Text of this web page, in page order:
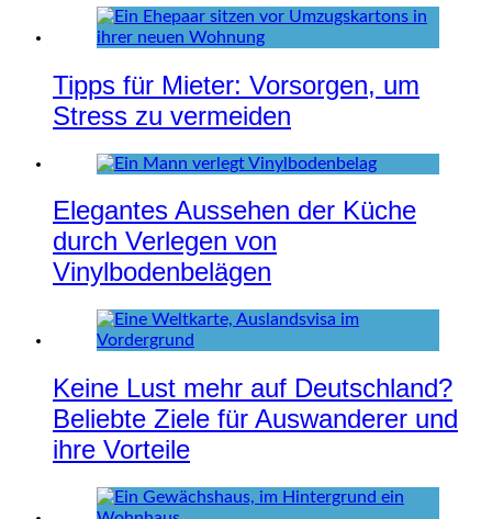
Tipps für Mieter: Vorsorgen, um
Stress zu vermeiden
Elegantes Aussehen der Küche
durch Verlegen von
Vinylbodenbelägen
Keine Lust mehr auf Deutschland?
Beliebte Ziele für Auswanderer und
ihre Vorteile